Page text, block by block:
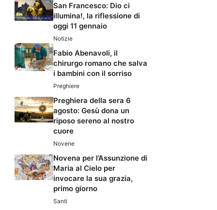
San Francesco: Dio ci
illumina!, la riflessione di
oggi 11 gennaio
Notizie
Fabio Abenavoli, il
chirurgo romano che salva
i bambini con il sorriso
Preghiere
Preghiera della sera 6
agosto: Gesù dona un
riposo sereno al nostro
cuore
Novene
Novena per l’Assunzione di
Maria al Cielo per
invocare la sua grazia,
primo giorno
Santi